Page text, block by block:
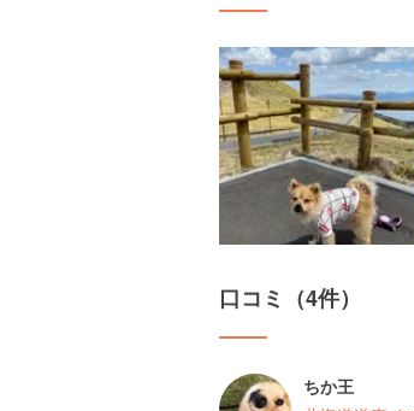
口コミ（4件）
ちか王